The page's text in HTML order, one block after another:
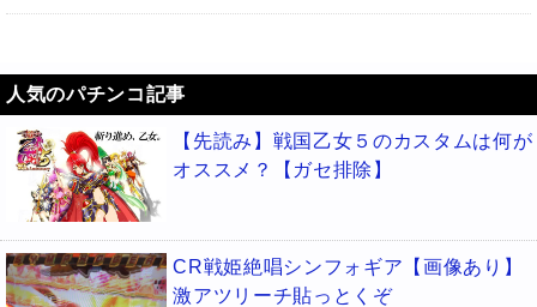
人気のパチンコ記事
【先読み】戦国乙女５のカスタムは何が
オススメ？【ガセ排除】
CR戦姫絶唱シンフォギア【画像あり】
激アツリーチ貼っとくぞ